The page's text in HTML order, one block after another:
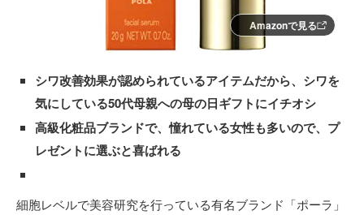
Amazonで見る
シワ改善効果が認められているアイテムだから、シワを
気にしている50代母親への母の日ギフトにイチオシ
高級化粧品ブランドで、憧れている女性も多いので、プ
レゼントに選ぶと喜ばれる
細胞レベルで美容研究を行っている有名ブランド「ポーラ」